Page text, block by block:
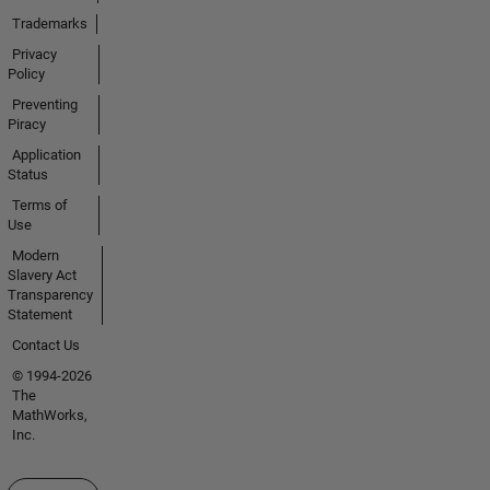
Trademarks
Privacy
Policy
Preventing
Piracy
Application
Status
Terms of
Use
Modern
Slavery Act
Transparency
Statement
Contact Us
© 1994-2026
The
MathWorks,
Inc.